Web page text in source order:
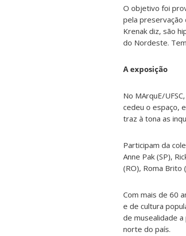
O objetivo foi
pela preservação
Krenak diz, são
do Nordeste.
A exposição
No MArquE/
cedeu o espaço,
traz à tona as
Participam da
Anne Pak (SP),
(RO), Roma Brito
Com mais de 60
e de cultura
de musealidade
norte do país.